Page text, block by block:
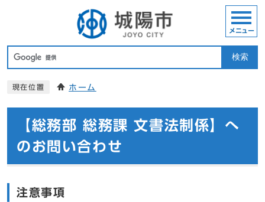
検索
メニュー
現在位置 ホーム
【総務部 総務課 文書法制係】へ
のお問い合わせ
注意事項